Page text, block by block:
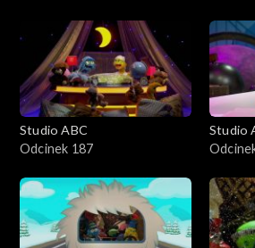
Studio ABC
Odcinek 187
Studio